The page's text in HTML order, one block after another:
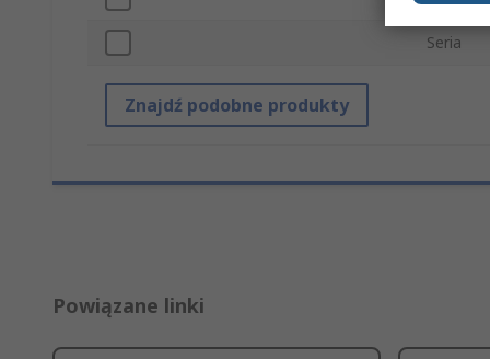
Seria
Znajdź podobne produkty
Powiązane linki